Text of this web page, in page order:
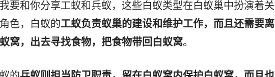
要和你分享工蚁和兵蚁，这些白蚁类型在白蚁巢中扮演着关
色，白蚁的工蚁负责蚁巢的建设和维护工作，而且还需要离
窝，出去寻找食物，把食物带回白蚁窝。